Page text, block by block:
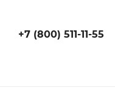
+7 (800) 511-11-55